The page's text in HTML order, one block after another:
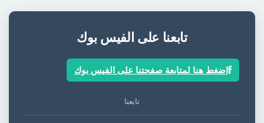
تابعنا على الفيس بوك
اضغط هنا لمتابعة صفحتنا على الفيس بوك
تابعنا